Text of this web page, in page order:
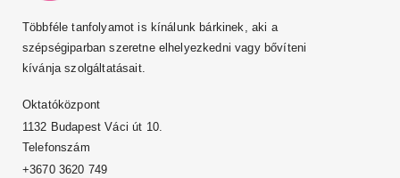
Többféle tanfolyamot is kínálunk bárkinek, aki a
szépségiparban szeretne elhelyezkedni vagy bővíteni
kívánja szolgáltatásait.
Oktatóközpont
1132 Budapest Váci út 10.
Telefonszám
+3670 3620 749